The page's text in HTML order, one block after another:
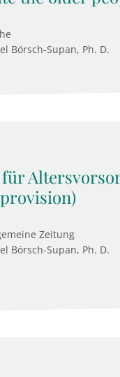
Börsch-Supan, Ph. D.
Zeitung
Börsch-Supan, Ph. D.